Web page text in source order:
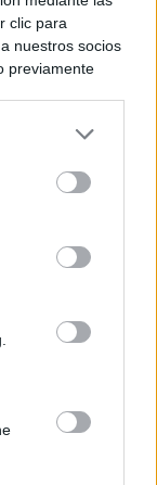
clic para
nuestros socios
previamente
algún
de
se aplicarán
sitio web o